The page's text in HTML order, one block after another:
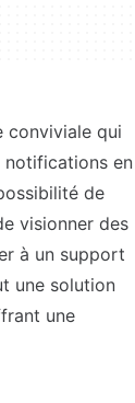
conviviale qui
en
de
visionner des
à un support
une solution
une